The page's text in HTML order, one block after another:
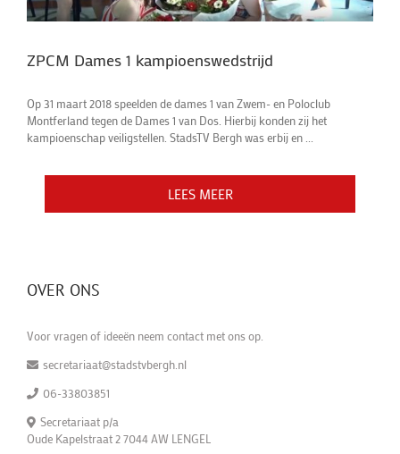
ZPCM Dames 1 kampioenswedstrijd
Op 31 maart 2018 speelden de dames 1 van Zwem- en Poloclub
Montferland tegen de Dames 1 van Dos. Hierbij konden zij het
kampioenschap veiligstellen. StadsTV Bergh was erbij en ...
LEES MEER
OVER ONS
Voor vragen of ideeën neem contact met ons op.
secretariaat@stadstvbergh.nl
06-33803851
Secretariaat p/a
Oude Kapelstraat 2 7044 AW LENGEL